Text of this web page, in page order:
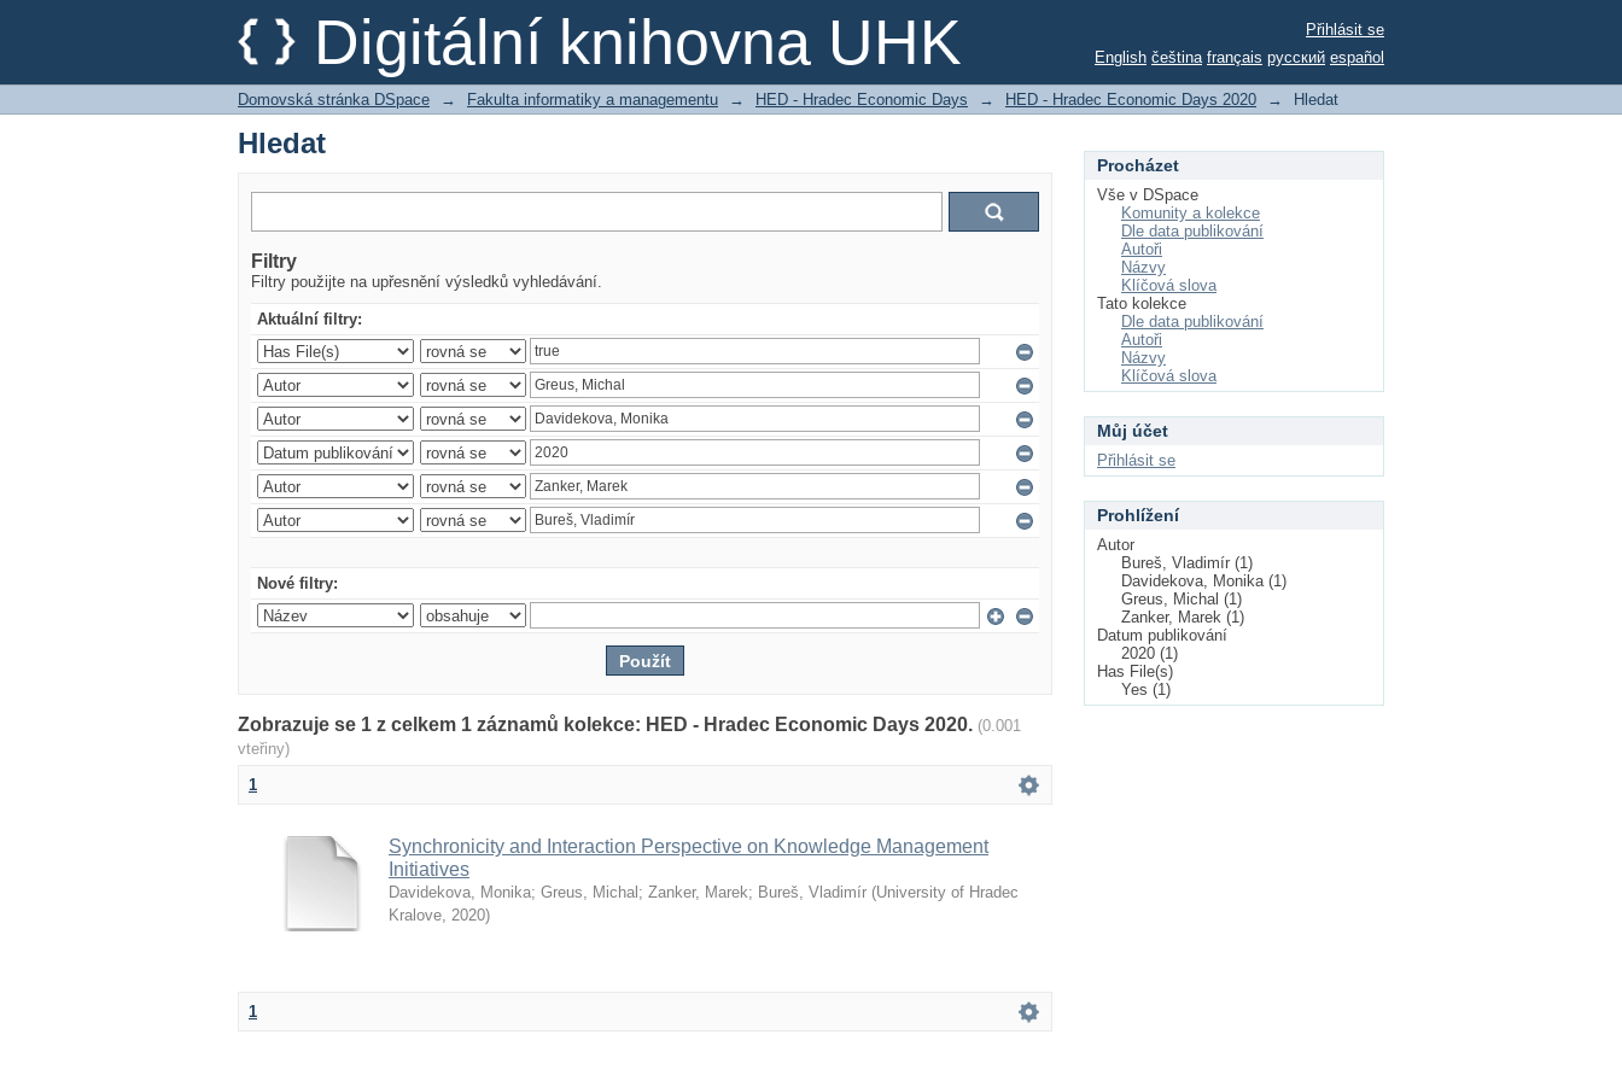
Digitální knihovna UHK
Hledat
Přihlásit se
English čeština français русский español
Domovská stránka DSpace → Fakulta informatiky a managementu → HED - Hradec Economic Days → HED - Hradec Economic Days 2020 → Hledat
Hledat
Filtry
Filtry použijte na upřesnění výsledků vyhledávání.
Aktuální filtry:
Nové filtry:
Zobrazuje se 1 z celkem 1 záznamů kolekce: HED - Hradec Economic Days 2020. (0.001
vteřiny)
1
Synchronicity and Interaction Perspective on Knowledge Management
Initiatives
Davidekova, Monika; Greus, Michal ; Zanker, Marek; Bureš, Vladimír (University of Hradec
Kralove, 2020)
1
Procházet
Vše v DSpace
Komunity a kolekce
Dle data publikování
Autoři
Názvy
Klíčová slova
Tato kolekce
Dle data publikování
Autoři
Názvy
Klíčová slova
Můj účet
Přihlásit se
Prohlížení
Autor
Bureš, Vladimír (1)
Davidekova, Monika (1)
Greus, Michal (1)
Zanker, Marek (1)
Datum publikování
2020 (1)
Has File(s)
Yes (1)